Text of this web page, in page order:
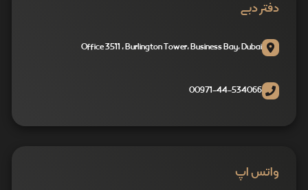
دفتر دبی
Office 3511 , Burlington Tower, Business Bay, Dubai
00971-44-534066
واتس اپ